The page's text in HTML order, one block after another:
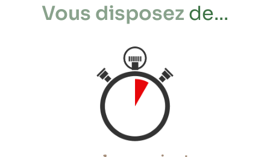
Vous disposez de...